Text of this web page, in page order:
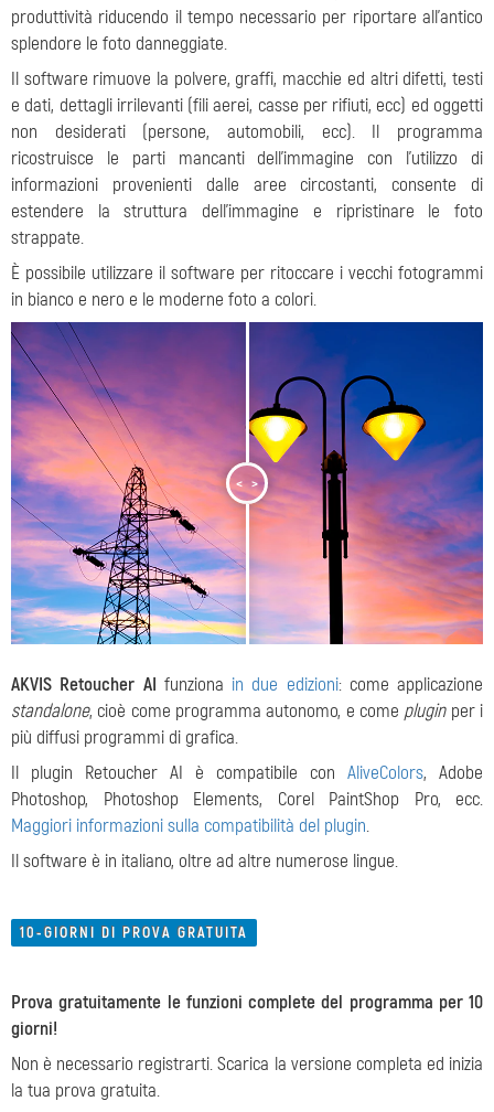
produttività riducendo il tempo necessario per riportare all'antico
splendore le foto danneggiate.
Il software rimuove la polvere, graffi, macchie ed altri difetti, testi
e dati, dettagli irrilevanti (fili aerei, casse per rifiuti, ecc) ed oggetti
non desiderati (persone, automobili, ecc). Il programma
ricostruisce le parti mancanti dell’immagine con l’utilizzo di
informazioni provenienti dalle aree circostanti, consente di
estendere la struttura dell'immagine e ripristinare le foto
strappate.
È possibile utilizzare il software per ritoccare i vecchi fotogrammi
in bianco e nero e le moderne foto a colori.
< >
AKVIS Retoucher AI funziona in due edizioni: come applicazione
standalone, cioè come programma autonomo, e come pluginper i
più diffusi programmi di grafica.
Il plugin Retoucher AI è compatibile con AliveColors, Adobe
Photoshop, Photoshop Elements, Corel PaintShop Pro, ecc.
Maggiori informazioni sulla compatibilità del plugin.
Il software è in italiano, oltre ad altre numerose lingue.
10-GIORNI DI PROVA GRATUITA
Prova gratuitamente le funzioni complete del programma per 10
giorni!
Non è necessario registrarti. Scarica la versione completa ed inizia
la tua prova gratuita.